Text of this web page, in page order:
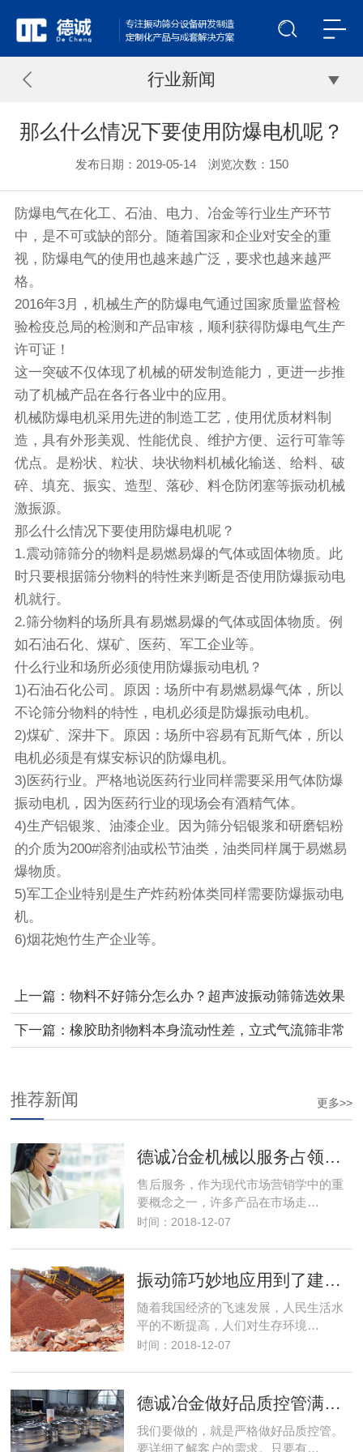
行业新闻
那么什么情况下要使用防爆电机呢？
发布日期：2019-05-14 浏览次数： 150
防爆电气在化工、石油、电力、冶金等行业生产环节
中，是不可或缺的部分。随着国家和企业对安全的重
视，防爆电气的使用也越来越广泛，要求也越来越严
格。
2016年3月，机械生产的防爆电气通过国家质量监督检
验检疫总局的检测和产品审核，顺利获得防爆电气生产
许可证！
这一突破不仅体现了机械的研发制造能力，更进一步推
动了机械产品在各行各业中的应用。
机械防爆电机采用先进的制造工艺，使用优质材料制
造，具有外形美观、性能优良、维护方便、运行可靠等
优点。是粉状、粒状、块状物料机械化输送、给料、破
碎、填充、振实、造型、落砂、料仓防闭塞等振动机械
激振源。
那么什么情况下要使用防爆电机呢？
1.震动筛筛分的物料是易燃易爆的气体或固体物质。此
时只要根据筛分物料的特性来判断是否使用防爆振动电
机就行。
2.筛分物料的场所具有易燃易爆的气体或固体物质。例
如石油石化、煤矿、医药、军工企业等。
什么行业和场所必须使用防爆振动电机？
1)石油石化公司。原因：场所中有易燃易爆气体，所以
不论筛分物料的特性，电机必须是防爆振动电机。
2)煤矿、深井下。原因：场所中容易有瓦斯气体，所以
电机必须是有煤安标识的防爆电机。
3)医药行业。严格地说医药行业同样需要采用气体防爆
振动电机，因为医药行业的现场会有酒精气体。
4)生产铝银浆、油漆企业。因为筛分铝银浆和研磨铝粉
的介质为200#溶剂油或松节油类，油类同样属于易燃易
爆物质。
5)军工企业特别是生产炸药粉体类同样需要防爆振动电
机。
6)烟花炮竹生产企业等。
上一篇：物料不好筛分怎么办？超声波振动筛筛选效果
十分明显
下一篇：橡胶助剂物料本身流动性差，立式气流筛非常
更多>>
推荐新闻
售后服务，作为现代市场营销学中的重
要概念之一，许多产品在市场走…
时间：2018-12-07
随着我国经济的飞速发展，人民生活水
平的不断提高，人们对生存环境…
时间：2018-12-07
我们要做的，就是严格做好品质控管。
要详细了解客户的需求。只要有…